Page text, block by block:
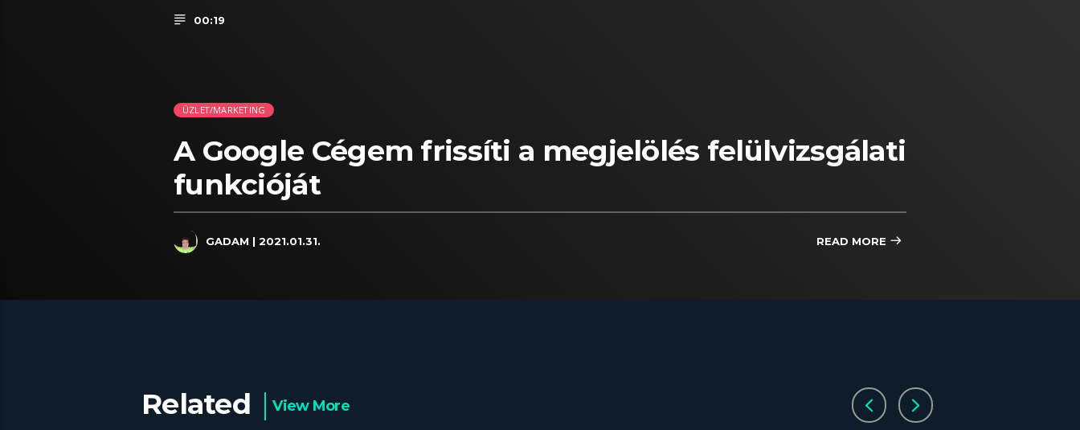
00:19
ÜZLET/MARKETING
A Google Cégem frissíti a megjelölés felülvizsgálati
funkcióját
GADAM | 2021.01.31. READ MORE
Related View More